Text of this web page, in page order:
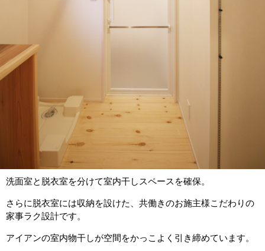
洗面室と脱衣室を分けて室内干しスペースを確保。
さらに脱衣室には収納を設けた、共働きのお施主様こだわりの
家事ラク設計です。
アイアンの室内物干しが空間をかっこよく引き締めています。